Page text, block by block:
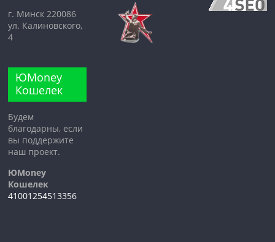
г. Минск 220086
ул. Калиновского,
4
ЮMoney
Кошелек
Будем
благодарны, если
вы поддержите
наш проект.
ЮMoney
Кошелек
41001254513356